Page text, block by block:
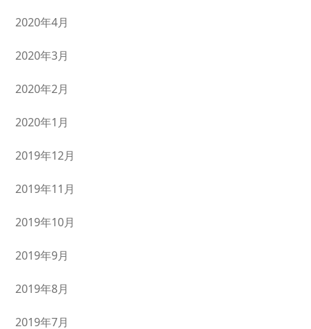
2020年4月
2020年3月
2020年2月
2020年1月
2019年12月
2019年11月
2019年10月
2019年9月
2019年8月
2019年7月